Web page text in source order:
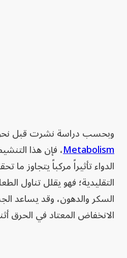
وبحسب دراسة نشرت قبل
Metabolism، فإن هذا
التقليدية؛ فهو يقلل تناول
السكر والدهون، وقد يساعد
الانخفاض المعتاد في الحرق